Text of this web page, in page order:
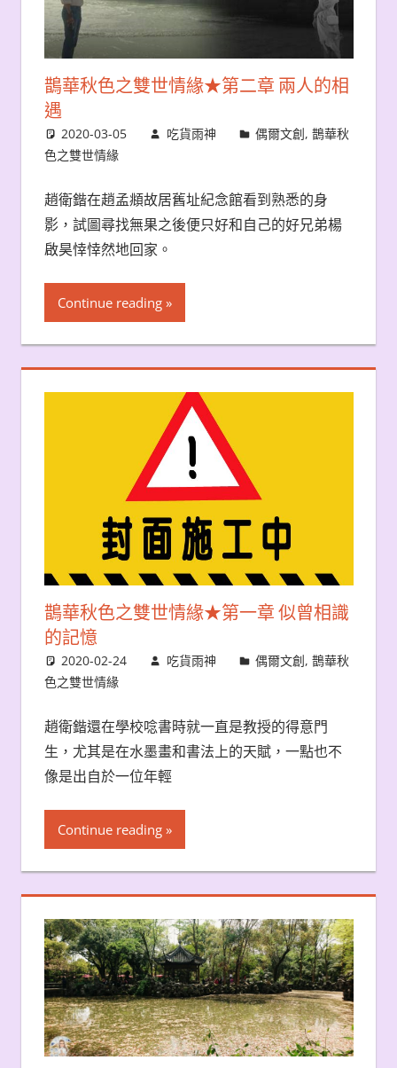
鵲華秋色之雙世情緣★第二章 兩人的相
遇
2020-03-05 吃貨雨神 偶爾文創,鵲華秋
色之雙世情緣
趙衛鍇在趙孟頫故居舊址紀念館看到熟悉的身
影，試圖尋找無果之後便只好和自己的好兄弟楊
啟昊悻悻然地回家。
Continue reading
鵲華秋色之雙世情緣★第一章 似曾相識
的記憶
2020-02-24 吃貨雨神 偶爾文創,鵲華秋
色之雙世情緣
趙衛鍇還在學校唸書時就一直是教授的得意門
生，尤其是在水墨畫和書法上的天賦，一點也不
像是出自於一位年輕
Continue reading